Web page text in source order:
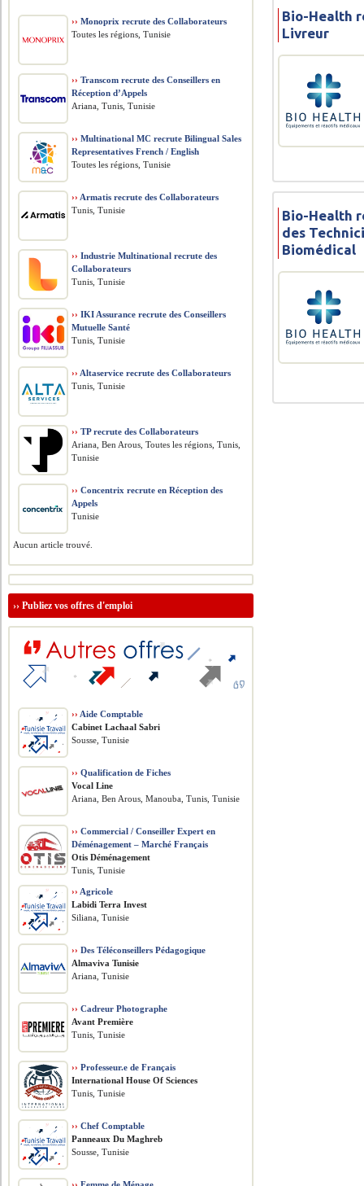
Bio-Health
Livreur
Bio-Health
des
Biomédical
›› Monoprix recrute des Collaborateurs
Toutes les régions, Tunisie
›› Transcom recrute des Conseillers en
Réception d’Appels
Ariana, Tunis, Tunisie
›› Multinational MC recrute Bilingual Sales
Representatives French / English
Toutes les régions, Tunisie
›› Armatis recrute des Collaborateurs
Tunis, Tunisie
›› Industrie Multinational recrute des
Collaborateurs
Tunis, Tunisie
›› IKI Assurance recrute des Conseillers
Mutuelle Santé
Tunis, Tunisie
›› Altaservice recrute des Collaborateurs
Tunis, Tunisie
›› TP recrute des Collaborateurs
Ariana, Ben Arous, Toutes les régions, Tunis,
Tunisie
›› Concentrix recrute en Réception des
Appels
Tunisie
Aucun article trouvé.
››Publiez vos offres d'emploi
›› Aide Comptable
Cabinet Lachaal Sabri
Sousse, Tunisie
›› Qualification de Fiches
Vocal Line
Ariana, Ben Arous, Manouba, Tunis, Tunisie
›› Commercial / Conseiller Expert en
Déménagement – Marché Français
Otis Déménagement
Tunis, Tunisie
›› Agricole
Labidi Terra Invest
Siliana, Tunisie
›› Des Téléconseillers Pédagogique
Almaviva Tunisie
Ariana, Tunisie
›› Cadreur Photographe
Avant Première
Tunis, Tunisie
›› Professeur.e de Français
International House Of Sciences
Tunis, Tunisie
›› Chef Comptable
Panneaux Du Maghreb
Sousse, Tunisie